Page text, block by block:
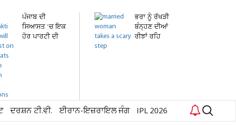
ਪੰਜਾਬ ਦੀ
ਸਿਆਸਤ 'ਚ ਇਕ
ਹੋਰ ਪਾਰਟੀ ਦੀ
ਭਰਾ ਨੂੰ ਰੱਖੜੀ
ਬੰਨ੍ਹਣ ਦੀਆਂ
ਰੀਝਾਂ ਰਹਿ
ਦਰਸ਼ਨ ਟੀ.ਵੀ. ਈਰਾਨ-ਇਜ਼ਰਾਇਲ ਜੰਗ IPL 2026